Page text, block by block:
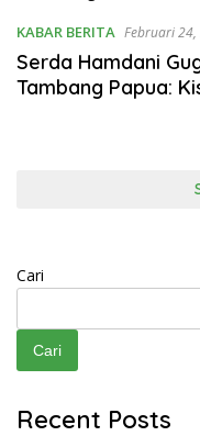
KABAR BERITA Februari
Serda Hamdani
Tambang Papua:
Cari
Cari
Recent Posts